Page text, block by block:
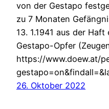
von der Gestapo
zu 7 Monaten
13. 1.1941 aus der
Gestapo-Opfer
https://www.doew.at/
26. Oktober 2022